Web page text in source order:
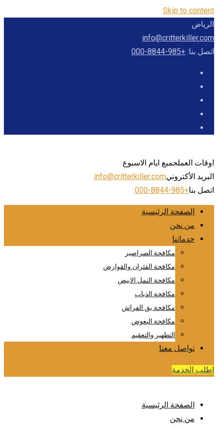
Skip to content
الرياض
info@critterkiller.com
اتصل بنا: +985-8844-000
اوقات العملجميع ايام الاسبوع
البريد الأكترونيinfo@critterkiller.com
اتصل بنا+985-8844-000
الصفحة الرئيسية
من نحن
خدماتنا
مكافحة الصراصير
مكافحة الفئران والقوارض
مكافحة النمل الابيض
مكافحة الذباب
مكافحة بق الفراش
مكافحة البعوض
التطهير والتعقيم
تواصل معنا
اطلب الخدمة
الصفحة الرئيسية
من نحن